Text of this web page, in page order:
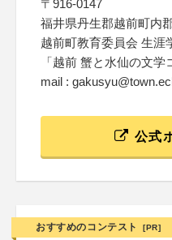
〒916-0147
福井県丹生郡越前町内
越前町教育委員会 生涯
「越前 蟹と水仙の文
mail :
公式
おすすめのコンテスト [PR]